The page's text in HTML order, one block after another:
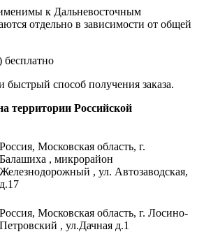
к Дальневосточным
отдельно в зависимости от общей
бесплатно
способ получения заказа.
территории Российской
Россия, Московская область, г.
Балашиха , микрорайон
Железнодорожный , ул. Автозаводская,
д.17
Россия, Московская область, г. Лосино-
Петровский , ул.Дачная д.1